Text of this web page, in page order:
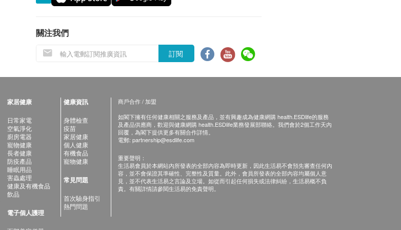
關注我們
訂閱
家居健康
日常家電
空氣淨化
廚房電器
寵物健康
長者健康
防疫產品
睡眠用品
害蟲處理
健康及有機食品
飲品
電子個人護理
健康資訊
身體檢查
疫苗
家居健康
個人健康
有機食品
寵物健康
常見問題
首次驗身指引
熱門問題
商戶合作 / 加盟
如閣下擁有任何健康相關之服務及產品，並有興趣成為健康網購 health.ESDlife的服務
及產品供應商，歡迎與健康網購 health.ESDlife業務發展部聯絡。我們會於2個工作天內
回覆，為閣下提供更多有關合作詳情。
電郵: partnership@esdlife.com
重要聲明：
生活易會員於本網站內所發表的全部內容為即時更新，因此生活易不會預先審查任何內
容，並不會保證其準確性、完整性及質量。此外，會員所發表的全部內容均屬個人意
見，並不代表生活易之言論及立場。如從而引起任何損失或法律糾紛，生活易概不負
責。有關詳情請參閱生活易的免責聲明。